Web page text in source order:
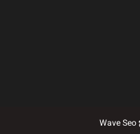
Wave Seo